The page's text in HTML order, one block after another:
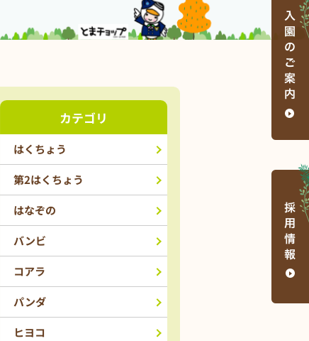
カテゴリ
はくちょう
第2はくちょう
はなぞの
バンビ
コアラ
パンダ
ヒヨコ